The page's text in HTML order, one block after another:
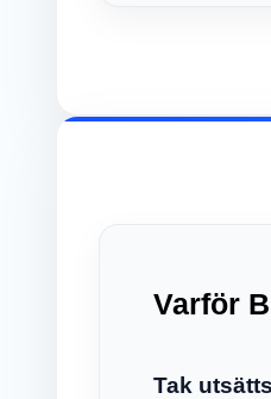
Varför
Tak